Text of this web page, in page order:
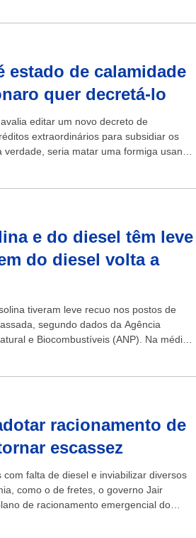
estado de calamidade
quer decretá-lo
editar um novo decreto de
extraordinários para subsidiar os
seria matar uma formiga usando
e do diesel têm leve
do diesel volta a
tiveram leve recuo nos postos de
segundo dados da Agência
e Biocombustíveis (ANP). Na média
racionamento de
escassez
falta de diesel e inviabilizar diversos
como o de fretes, o governo Jair
de racionamento emergencial do